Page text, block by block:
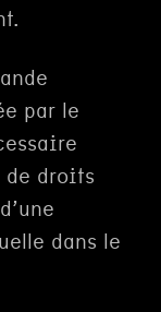
par le
de droits
dans le